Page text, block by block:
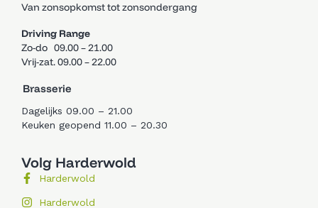
Van zonsopkomst tot zonsondergang
Driving Range
Zo-do 09.00 – 21.00
Vrij-zat. 09.00 – 22.00
Brasserie
Dagelijks 09.00 – 21.00
Keuken geopend 11.00 – 20.30
Volg Harderwold
Harderwold
Harderwold